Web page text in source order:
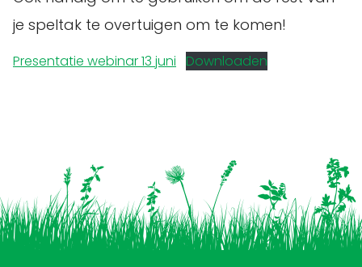
je speltak te overtuigen om te komen!
Presentatie webinar 13 juni Downloaden